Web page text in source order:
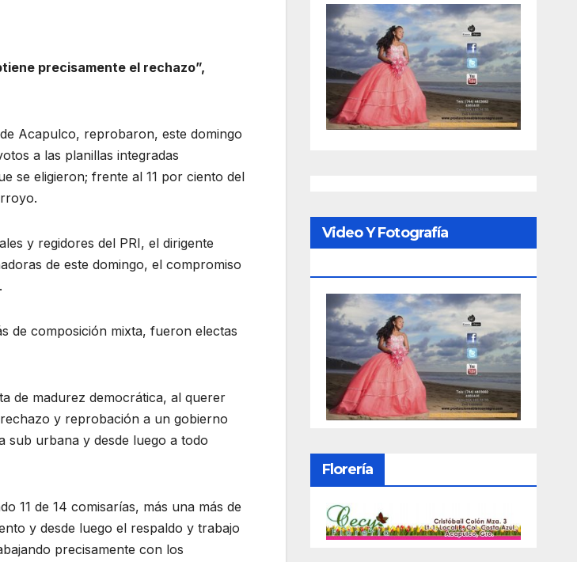
precisamente el rechazo”,
Acapulco, reprobaron, este domingo
a las planillas integradas
se eligieron; frente al 11 por ciento del
y regidores del PRI, el dirigente
de este domingo, el compromiso
de composición mixta, fueron electas
de madurez democrática, al querer
y reprobación a un gobierno
sub urbana y desde luego a todo
11 de 14 comisarías, más una más de
y desde luego el respaldo y trabajo
precisamente con los
Video Y Fotografía
Florería